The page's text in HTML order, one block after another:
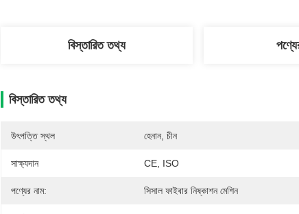
বিস্তারিত তথ্য
বিস্তারিত তথ্য
উৎপত্তি স্থল হেনান, চীন
সাক্ষ্যদান CE, ISO
পণ্যের নাম: সিসাল ফাইবার নিষ্কাশন মেশিন